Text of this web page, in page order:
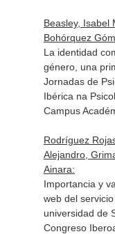
Beasley, Isabel
Bohórquez
La identidad
género, una
Jornadas de
Ibérica na
Campus
Rodríguez
Alejandro,
Ainara:
Importancia y
web del
universidad de
Congreso